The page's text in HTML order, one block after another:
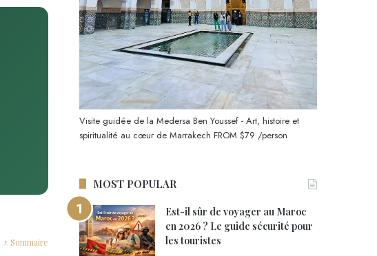
↑ Sommaire
Visite guidée de la Medersa Ben Youssef - Art, histoire et
spiritualité au cœur de Marrakech FROM$79 /person
MOST POPULAR
Est-il sûr de voyager au Maroc
en 2026 ? Le guide sécurité pour
les touristes